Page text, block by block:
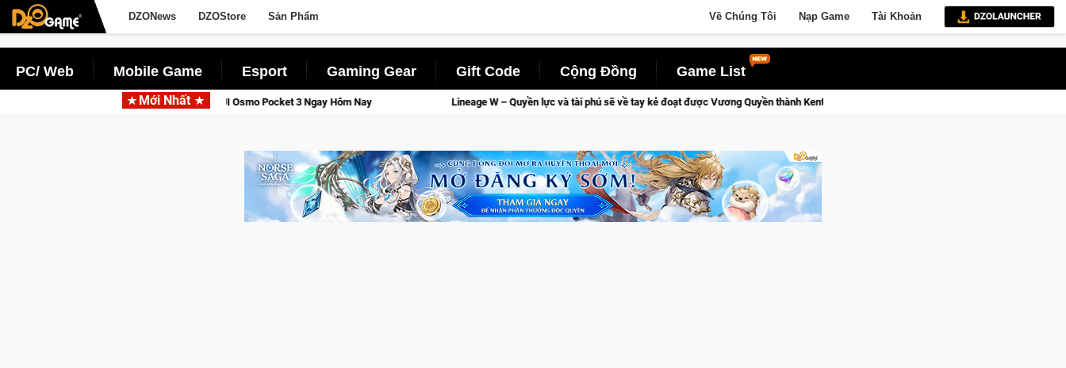
DZONews DZOStore Sản Phẩm Về Chúng Tôi Nạp Game Tài Khoản
PC/ Web Mobile Game Esport Gaming Gear Gift Code Cộng Đồng Game List
Mới Nhất
Săn DJI Osmo Pocket 3 Ngay Hôm Nay Lineage W – Quyền lực và tài phú sẽ về tay kẻ đoạt được Vương Quyền thành Kent sắp tới! Trial Xtreme Freedom – Game đua xe mô tô PvP sở hữu vật lý